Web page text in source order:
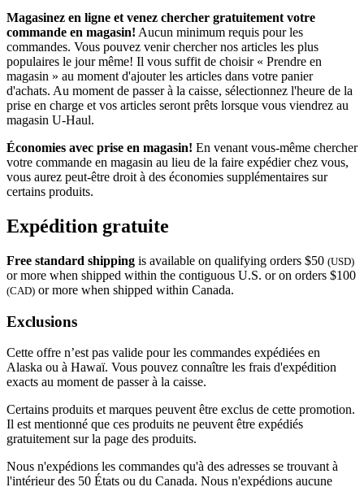
Magasinez en ligne et venez chercher gratuitement votre
commande en magasin! Aucun minimum requis pour les
commandes. Vous pouvez venir chercher nos articles les plus
populaires le jour même! Il vous suffit de choisir « Prendre en
magasin » au moment d'ajouter les articles dans votre panier
d'achats. Au moment de passer à la caisse, sélectionnez l'heure de la
prise en charge et vos articles seront prêts lorsque vous viendrez au
magasin U-Haul.
Économies avec prise en magasin! En venant vous-même chercher
votre commande en magasin au lieu de la faire expédier chez vous,
vous aurez peut-être droit à des économies supplémentaires sur
certains produits.
Expédition gratuite
Free standard shipping is available on qualifying orders $50 (USD)
or more when shipped within the contiguous U.S. or on orders $100
(CAD) or more when shipped within Canada.
Exclusions
Cette offre n’est pas valide pour les commandes expédiées en
Alaska ou à Hawaï. Vous pouvez connaître les frais d'expédition
exacts au moment de passer à la caisse.
Certains produits et marques peuvent être exclus de cette promotion.
Il est mentionné que ces produits ne peuvent être expédiés
gratuitement sur la page des produits.
Nous n'expédions les commandes qu'à des adresses se trouvant à
l'intérieur des 50 États ou du Canada. Nous n'expédions aucune